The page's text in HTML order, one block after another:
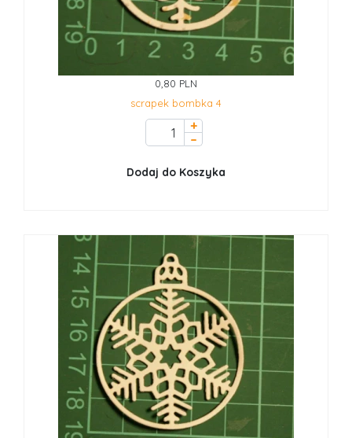
0,80 PLN
scrapek bombka 4
+
–
Dodaj do Koszyka